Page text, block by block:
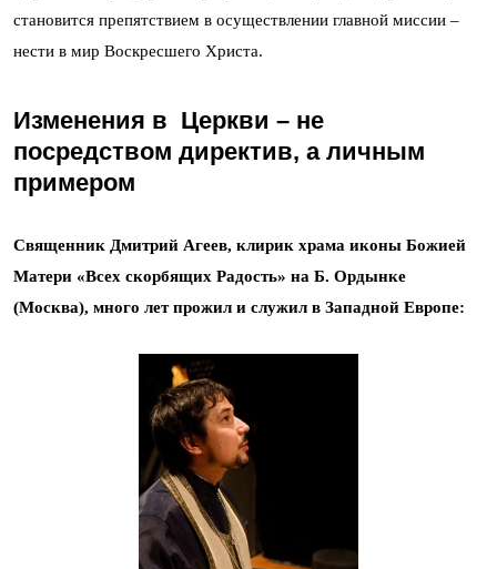
становится препятствием в осуществлении главной миссии –
нести в мир Воскресшего Христа.
Изменения в Церкви – не
посредством директив, а личным
примером
Священник Дмитрий Агеев, клирик храма иконы Божией
Матери «Всех скорбящих Радость» на Б. Ордынке
(Москва), много лет прожил и служил в Западной Европе: